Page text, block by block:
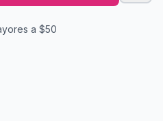
a $50